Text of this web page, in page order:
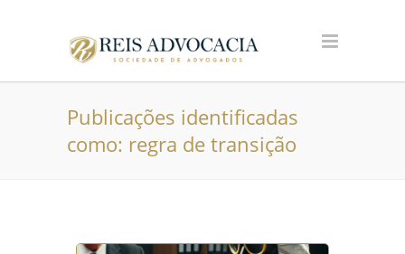
Publicações identificadas
como: regra de transição